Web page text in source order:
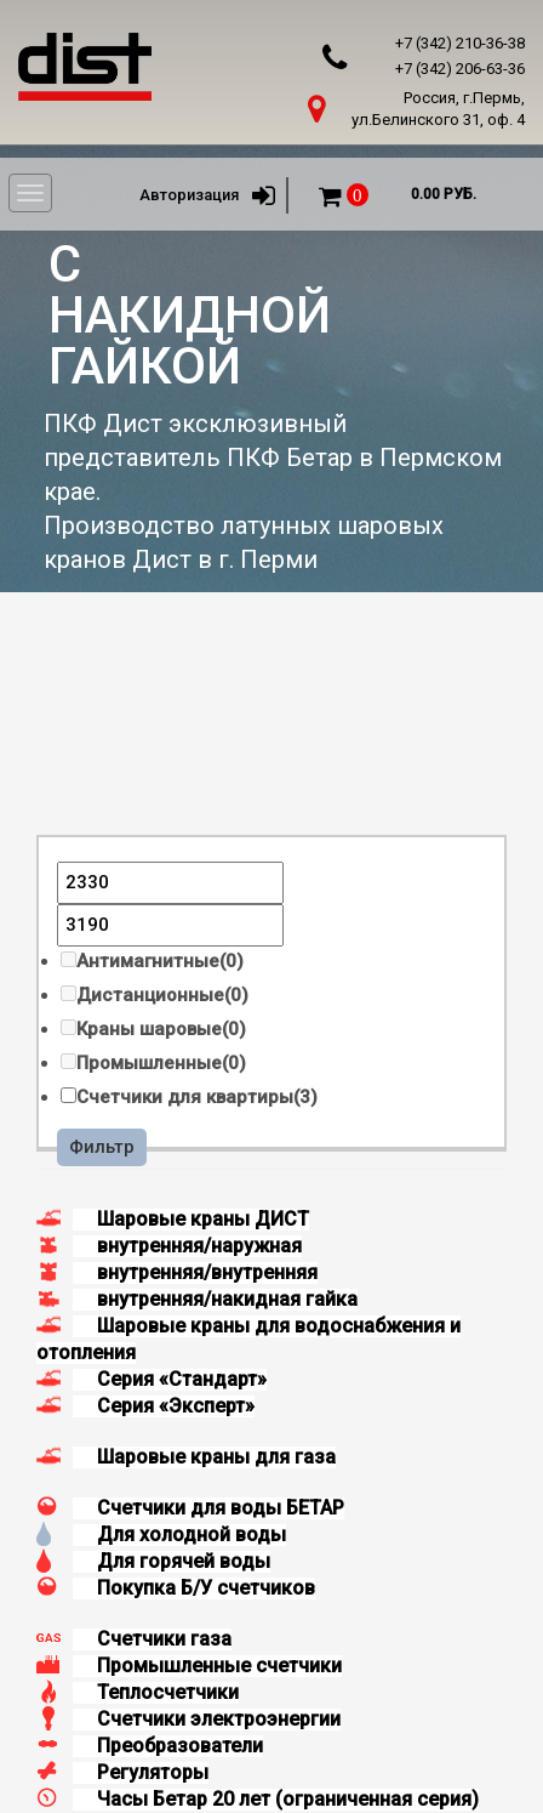
+7 (342) 210-36-38
+7 (342) 206-63-36
Россия, г.Пермь,
ул.Белинского 31, оф. 4
Toggle
0 0.00 РУБ.
Авторизация
C
НАКИДНОЙ
ГАЙКОЙ
ПКФ Дист эксклюзивный
представитель ПКФ Бетар в Пермском
крае.
Производство латунных шаровых
кранов Дист в г. Перми
Антимагнитные(0)
Дистанционные(0)
Краны шаровые(0)
Промышленные(0)
Счетчики для квартиры(3)
Фильтр
Шаровые краны ДИСТ
внутренняя/наружная
внутренняя/внутренняя
внутренняя/накидная гайка
Шаровые краны для водоснабжения и
отопления
Серия «Стандарт»
Серия «Эксперт»
Шаровые краны для газа
Счетчики для воды БЕТАР
Для холодной воды
Для горячей воды
Покупка Б/У счетчиков
Счетчики газа
Промышленные счетчики
Теплосчетчики
Счетчики электроэнергии
Преобразователи
Регуляторы
Часы Бетар 20 лет (oграниченная серия)